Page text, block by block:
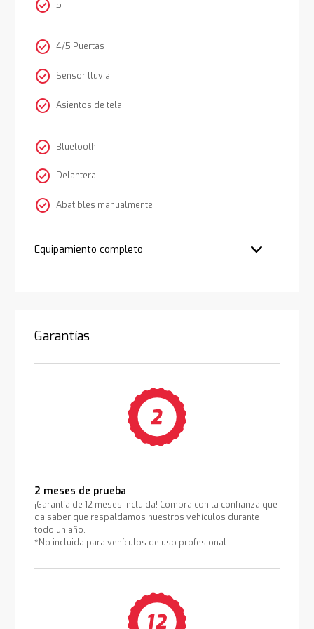
check_circle 5
check_circle 4/5 Puertas
check_circle Sensor lluvia
check_circle Asientos de tela
check_circle Bluetooth
check_circle Delantera
check_circle Abatibles manualmente
Equipamiento completo
Garantías
2 meses de prueba
¡Garantía de 12 meses incluida! Compra con la confianza que
da saber que respaldamos nuestros vehículos durante
todo un año.
*No incluida para vehículos de uso profesional